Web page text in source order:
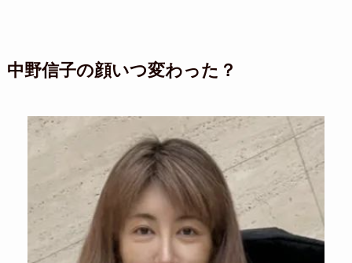
中野信子の顔いつ変わった？